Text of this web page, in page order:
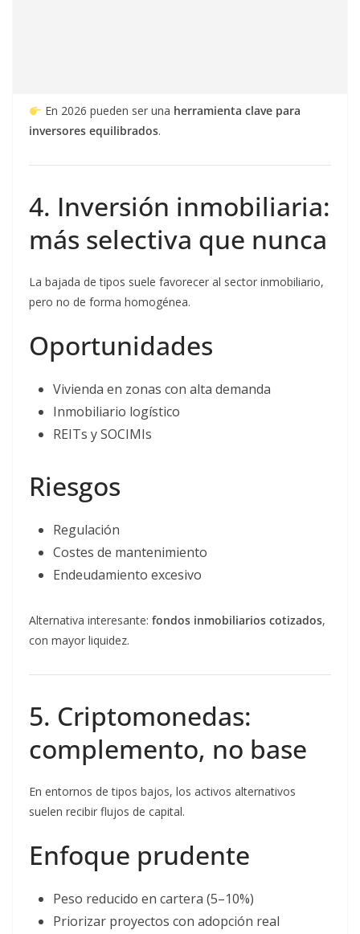
En 2026 pueden ser una herramienta clave para
inversores equilibrados.
4. Inversión inmobiliaria:
más selectiva que nunca
La bajada de tipos suele favorecer al sector inmobiliario,
pero no de forma homogénea.
Oportunidades
Vivienda en zonas con alta demanda
Inmobiliario logístico
REITs y SOCIMIs
Riesgos
Regulación
Costes de mantenimiento
Endeudamiento excesivo
Alternativa interesante: fondos inmobiliarios cotizados,
con mayor liquidez.
5. Criptomonedas:
complemento, no base
En entornos de tipos bajos, los activos alternativos
suelen recibir flujos de capital.
Enfoque prudente
Peso reducido en cartera (5–10%)
Priorizar proyectos con adopción real